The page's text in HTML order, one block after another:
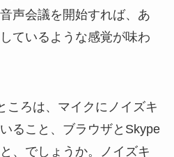
声会議を開始すれば、あ
ているような感覚が味わ
ころは、マイクにノイズキ
ること、ブラウザとSkype
、でしょうか。ノイズキ